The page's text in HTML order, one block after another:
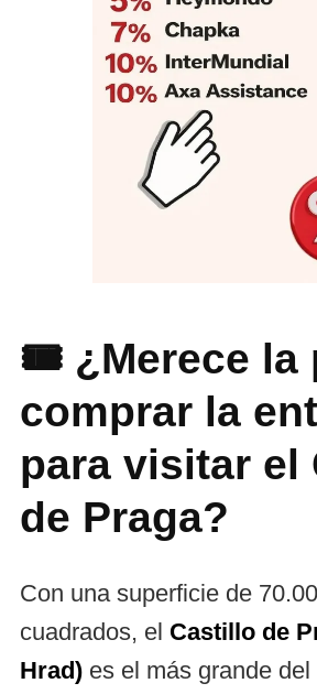
🎟️ ¿Merece la
comprar la
para visitar el
de Praga?
Con una superficie de
cuadrados, el Castillo de
Hrad) es el más grande del